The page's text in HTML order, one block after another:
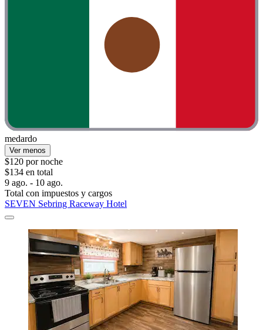
medardo
Ver menos
$120 por noche
$134 en total
9 ago. - 10 ago.
Total con impuestos y cargos
SEVEN Sebring Raceway Hotel